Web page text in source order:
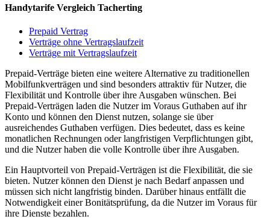
Handytarife Vergleich Tacherting
Prepaid Vertrag
Verträge ohne Vertragslaufzeit
Verträge mit Vertragslaufzeit
Prepaid-Verträge bieten eine weitere Alternative zu traditionellen
Mobilfunkverträgen und sind besonders attraktiv für Nutzer, die
Flexibilität und Kontrolle über ihre Ausgaben wünschen. Bei
Prepaid-Verträgen laden die Nutzer im Voraus Guthaben auf ihr
Konto und können den Dienst nutzen, solange sie über
ausreichendes Guthaben verfügen. Dies bedeutet, dass es keine
monatlichen Rechnungen oder langfristigen Verpflichtungen gibt,
und die Nutzer haben die volle Kontrolle über ihre Ausgaben.
Ein Hauptvorteil von Prepaid-Verträgen ist die Flexibilität, die sie
bieten. Nutzer können den Dienst je nach Bedarf anpassen und
müssen sich nicht langfristig binden. Darüber hinaus entfällt die
Notwendigkeit einer Bonitätsprüfung, da die Nutzer im Voraus für
ihre Dienste bezahlen.